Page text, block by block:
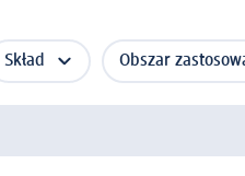
Skład Obszar